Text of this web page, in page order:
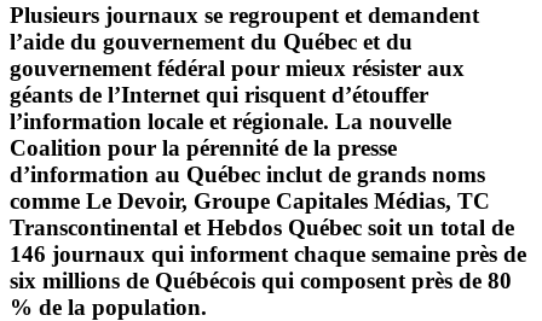
Plusieurs journaux se regroupent et demandent
l’aide du gouvernement du Québec et du
gouvernement fédéral pour mieux résister aux
géants de l’Internet qui risquent d’étouffer
l’information locale et régionale. La nouvelle
Coalition pour la pérennité de la presse
d’information au Québec inclut de grands noms
comme Le Devoir, Groupe Capitales Médias, TC
Transcontinental et Hebdos Québec soit un total de
146 journaux qui informent chaque semaine près de
six millions de Québécois qui composent près de 80
% de la population.